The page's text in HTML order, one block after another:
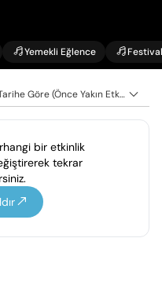
Yemekli Eğlence Festival
Tarihe Göre (Önce Yakın Etkinlikler)
bir etkinlik
tekrar